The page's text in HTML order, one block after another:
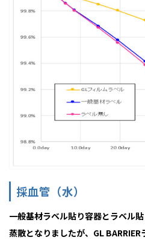
採血管（水）
一般基材ラベル貼り容器とラベル
蒸散となりましたが、GL